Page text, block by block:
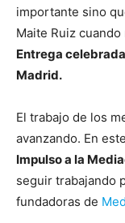
importante sino
Maite Ruiz
Entrega
Madrid.
El trabajo de los
avanzando. En
Impulso a la
seguir trabajando
fundadoras de